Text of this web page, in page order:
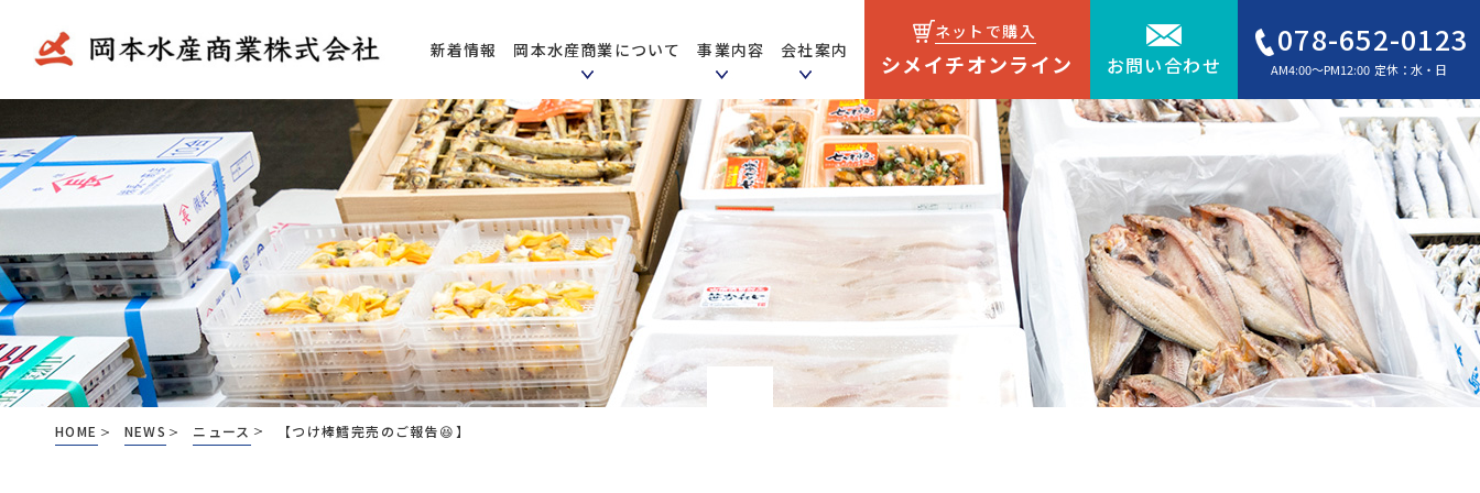
新着情報 岡本水産商業について
代表あいさつ 弊社のこだわり
事業内容
仲卸業 加工場事業 日配事業
会社案内
会社概要 アクセス
ネットで購入
シメイチオンライン お問い合わせ
078-652-0123
AM4:00～PM12:00 定休：水・日
HOME NEWS ニュース 【つけ棒鱈完売のご報告😆】